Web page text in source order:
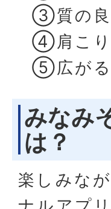
③質の良
④肩こり
⑤広がる
みなみ
は？
楽しみな